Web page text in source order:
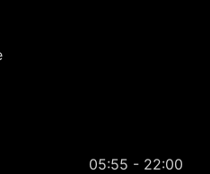
05:55 - 22:00